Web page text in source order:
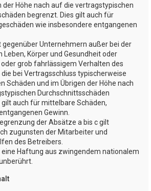
der Höhe nach auf die vertragstypischen
begrenzt. Dies gilt auch für
wie insbesondere entgangenen
gegenüber Unternehmern außer bei der
Leben, Körper und Gesundheit oder
grob fahrlässigem Verhalten des
bei Vertragsschluss typischerweise
Schäden und im Übrigen der Höhe nach
Durchschnittsschäden
gilt auch für mittelbare Schäden,
Gewinn.
der Absätze a bis c gilt
zugunsten der Mitarbeiter und
des Betreibers.
Haftung aus zwingendem nationalem